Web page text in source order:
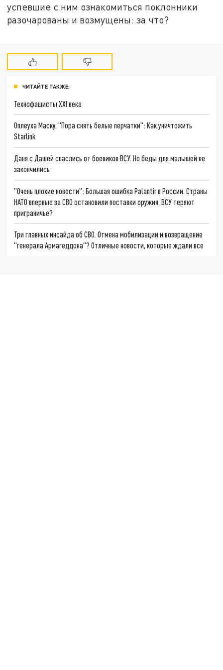
успевшие с ним ознакомиться поклонники
разочарованы и возмущены: за что?
ЧИТАЙТЕ ТАКЖЕ:
Технофашисты XXI века
Оплеуха Маску. "Пора снять белые перчатки": Как уничтожить
Starlink
Даня с Дашей спаслись от боевиков ВСУ. Но беды для малышей не
закончились
"Очень плохие новости": Большая ошибка Palantir в России. Страны
НАТО впервые за СВО остановили поставки оружия. ВСУ теряют
приграничье?
Три главных инсайда об СВО. Отмена мобилизации и возвращение
"генерала Армагеддона"? Отличные новости, которые ждали все